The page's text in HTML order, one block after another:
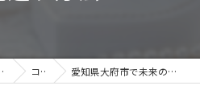
栄町3丁目店 コラム 愛知県大府市で未来の貴金属市場を見通す方法